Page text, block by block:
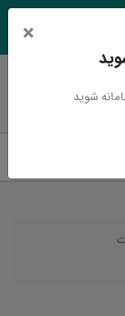
ورود
×
شوید